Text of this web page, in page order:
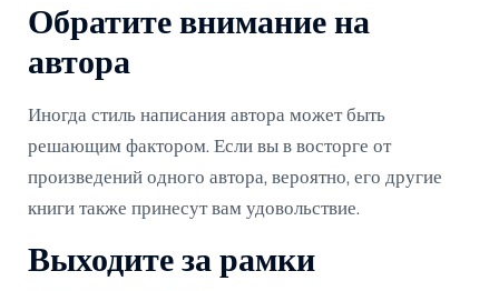
Обратите внимание на
автора
Иногда стиль написания автора может быть
решающим фактором. Если вы в восторге от
произведений одного автора, вероятно, его другие
книги также принесут вам удовольствие.
Выходите за рамки